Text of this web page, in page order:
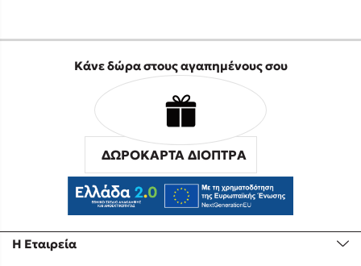
Η Εταιρεία
Κάνε δώρα στους αγαπημένους σου
ΔΩΡΟΚΑΡΤΑ ΔΙΟΠΤΡΑ